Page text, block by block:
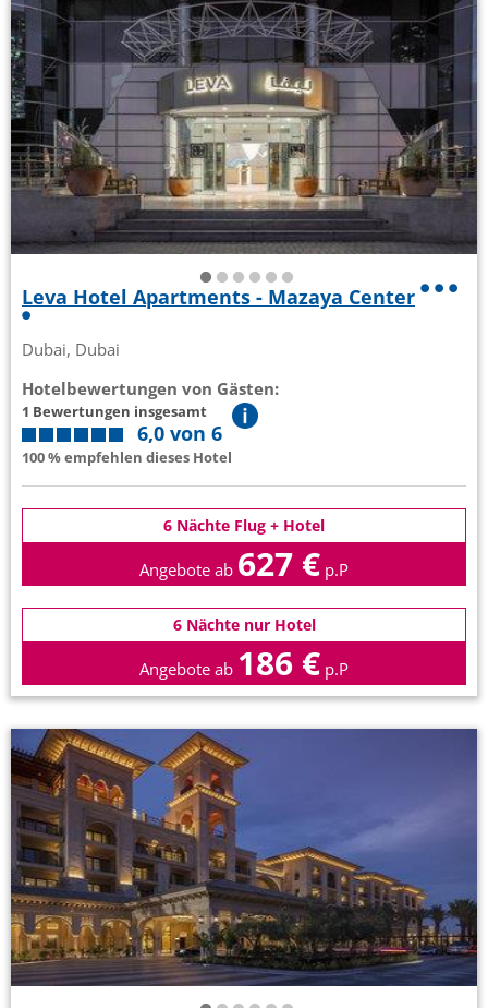
Leva Hotel Apartments - Mazaya Center
Dubai, Dubai
Hotelbewertungen von Gästen:
1 Bewertungen insgesamt
6,0 von 6
100 % empfehlen dieses Hotel
6 Nächte Flug + Hotel
Angebote ab 627 € p.P
6 Nächte nur Hotel
Angebote ab 186 € p.P